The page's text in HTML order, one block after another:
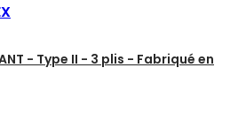
- Type II - 3 plis - Fabriqué en